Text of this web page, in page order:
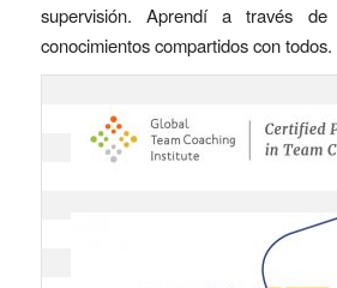
supervisión. Aprendí a través
conocimientos compartidos con todos.